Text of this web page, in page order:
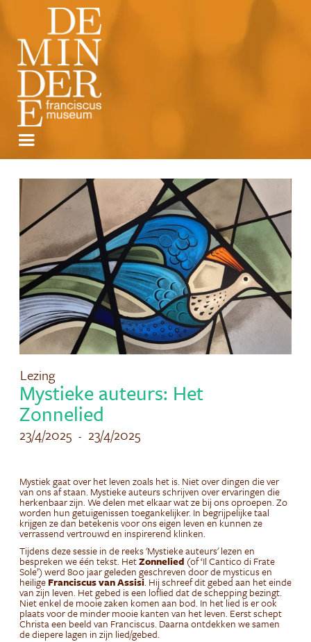
Lezing
Mystieke auteurs: Het
Zonnelied
23/4/2025 - 23/4/2025
Mystiek gaat over het leven zoals het is. Niet over dingen die ver
van ons af staan. Mystieke auteurs schrijven over ervaringen die
herkenbaar zijn. We delen met elkaar wat ze bij ons oproepen. Zo
worden hun getuigenissen toegankelijker. In begrijpelijke taal
krijgen ze dan betekenis voor ons eigen leven en kunnen ze
verrassend vertrouwd en inspirerend klinken.
Tijdens deze sessie in de reeks 'Mystieke auteurs' lezen en
bespreken we één tekst. HetZonnelied (of ‘Il Cantico di Frate
Sole’) werd 800 jaar geleden geschreven door de mysticus en
heiligeFranciscus van Assisi. Hij schreef dit gebed aan het einde
van zijn leven. Het gebed is een loflied dat de schepping bezingt.
Niet enkel de mooie zaken komen aan bod. In het lied is er ook
plaats voor de minder mooie kanten van het leven. Eerst schept
Christa een beeld van Franciscus. Daarna ontdekken we samen
de diepere lagen in zijn lied/gebed.